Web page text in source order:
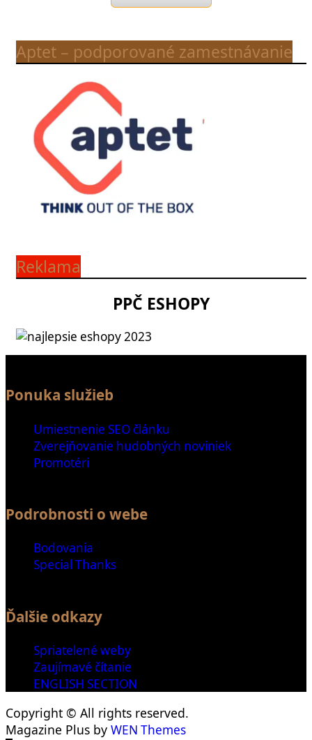
Aptet – podporované zamestnávanie
Reklama
PPČ ESHOPY
Ponuka služieb
Umiestnenie SEO článku
Zverejňovanie hudobných noviniek
Promotéri
Podrobnosti o webe
Bodovania
Special Thanks
Ďalšie odkazy
Spriatelené weby
Zaujímavé čítanie
ENGLISH SECTION
Copyright © All rights reserved.
Magazine Plus by WEN Themes